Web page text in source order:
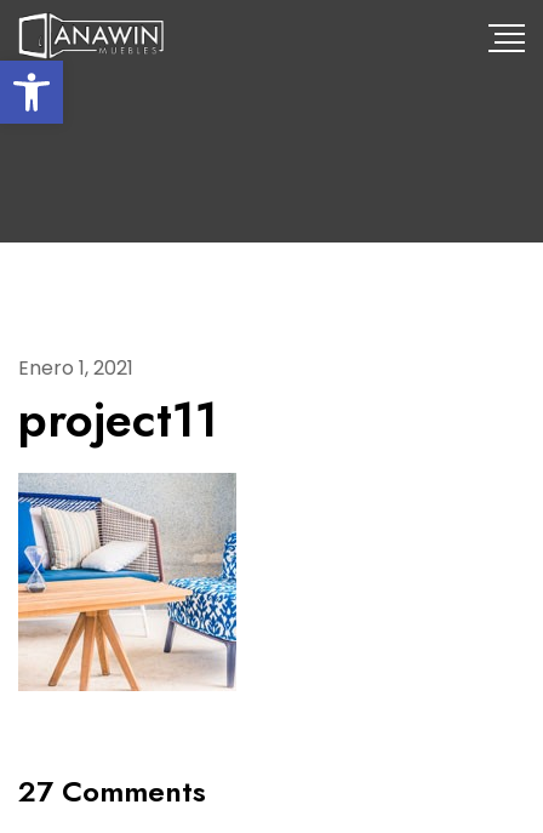
Abrir barra de herramientas
Enero 1, 2021
project11
27 Comments